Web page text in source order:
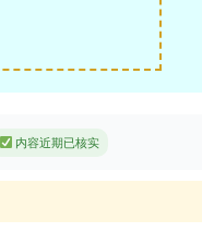
内容近期已核实